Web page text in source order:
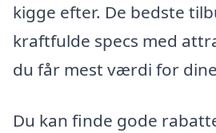
kigge efter. De bedste
kraftfulde specs med
du får mest værdi for
Du kan finde gode